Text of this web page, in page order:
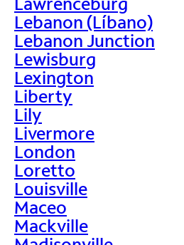
Lebanon (Líbano)
Lebanon Junction
Lewisburg
Lexington
Liberty
Lily
Livermore
London
Loretto
Louisville
Maceo
Mackville